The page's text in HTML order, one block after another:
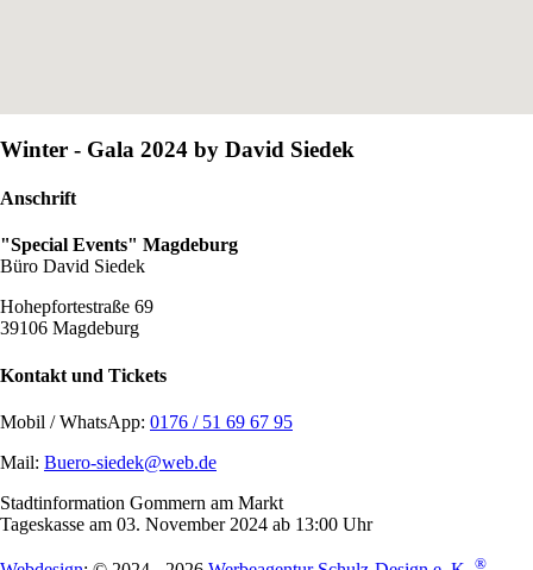
Winter - Gala 2024 by David Siedek
Anschrift
"Special Events" Magdeburg
Büro David Siedek
Hohepfortestraße 69
39106 Magdeburg
Kontakt und Tickets
Mobil / WhatsApp: 0176 / 51 69 67 95
Mail: Buero-siedek@web.de
Stadtinformation Gommern am Markt
Tageskasse am 03. November 2024 ab 13:00 Uhr
®